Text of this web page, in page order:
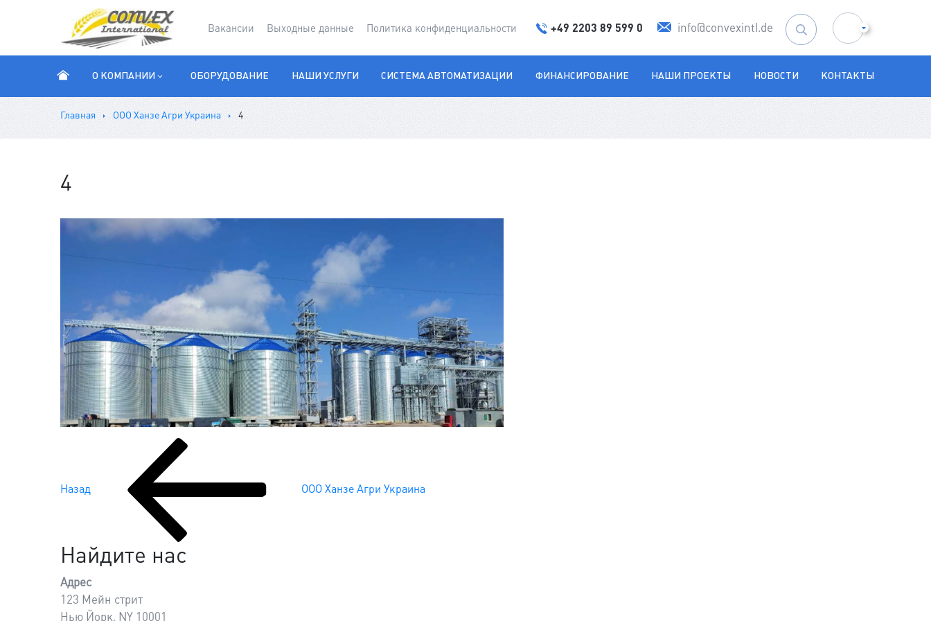
Вакансии Выходные данные Политика конфиденциальности +49 2203 89 599 0 info@convexintl.de Искать:
О КОМПАНИИ ОБОРУДОВАНИЕ НАШИ УСЛУГИ СИСТЕМА АВТОМАТИЗАЦИИ ФИНАНСИРОВАНИЕ НАШИ ПРОЕКТЫ НОВОСТИ КОНТАКТЫ
Главная ООО Ханзе Агри Украина 4
4
Навигация
записям
Назад ООО Ханзе Агри Украина
Найдите нас
Адрес
123 Мейн стрит
Нью Йорк, NY 10001